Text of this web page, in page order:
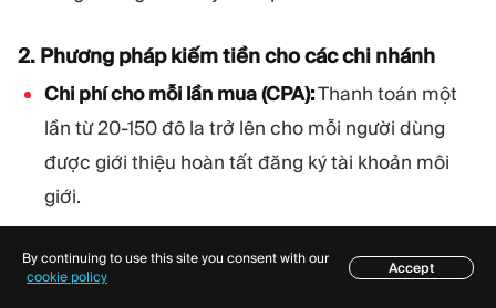
2. Phương pháp kiếm tiền cho các chi nhánh
Chi phí cho mỗi lần mua (CPA):Thanh toán một
lần từ 20-150 đô la trở lên cho mỗi người dùng
được giới thiệu hoàn tất đăng ký tài khoản môi
giới.
Chi phí cho mỗi khách hàng tiềm năng (CPL):Bồi
thường 2-10 đô la cho việc thu thập thông tin liên
Mục lục
By continuing to use this site you consent with our
cookie policy
Accept